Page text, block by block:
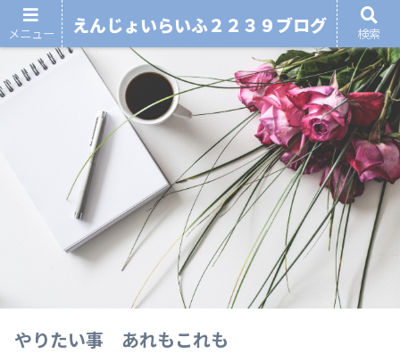
やりたい事 あれもこれも
メニュー えんじょいらいふ２２３９ブログ 検索